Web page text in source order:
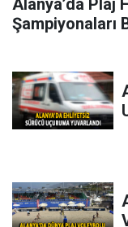
Alanya’da Plaj
Şampiyonaları